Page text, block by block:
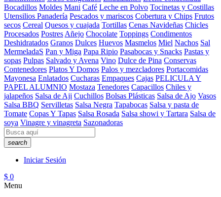
Bocadillos Moldes Mani Café Leche en Polvo Tocinetas y Costillas
Utensilios Panadería Pescados y mariscos Cobertura y Chips Frutos
secos Cereal Quesos y cuajada Tortillas Cenas Navideñas Chicles
Procesados Postres Añejo Chocolate Toppings Condimentos
Deshidratados Granos Dulces Huevos Masmelos Miel Nachos Sal
MermeladaS Pan y Miga Papa Ripio Pasabocas y Snacks Pastas y
sopas Pulpas Salvado y Avena Vino Dulce de Pina Conservas
Contenedores Platos Y Domos Palos y mezcladores Portacomidas
Mayonesa Enlatados Cucharas Empaques Cajas PELICULA Y
PAPEL ALUMNIO Mostaza Tenedores Capacillos Chiles y
jalapeños Salsa de Aji Cuchillos Bolsas Plásticas Salsa de Ajo Vasos
Salsa BBQ Servilletas Salsa Negra Tapabocas Salsa y pasta de
Tomate Copas Y Tapas Salsa Rosada Salsa showi y Tartara Salsa de
soya Vinagre y vinagreta Sazonadoras
search
Iniciar Sesión
$ 0
Menu